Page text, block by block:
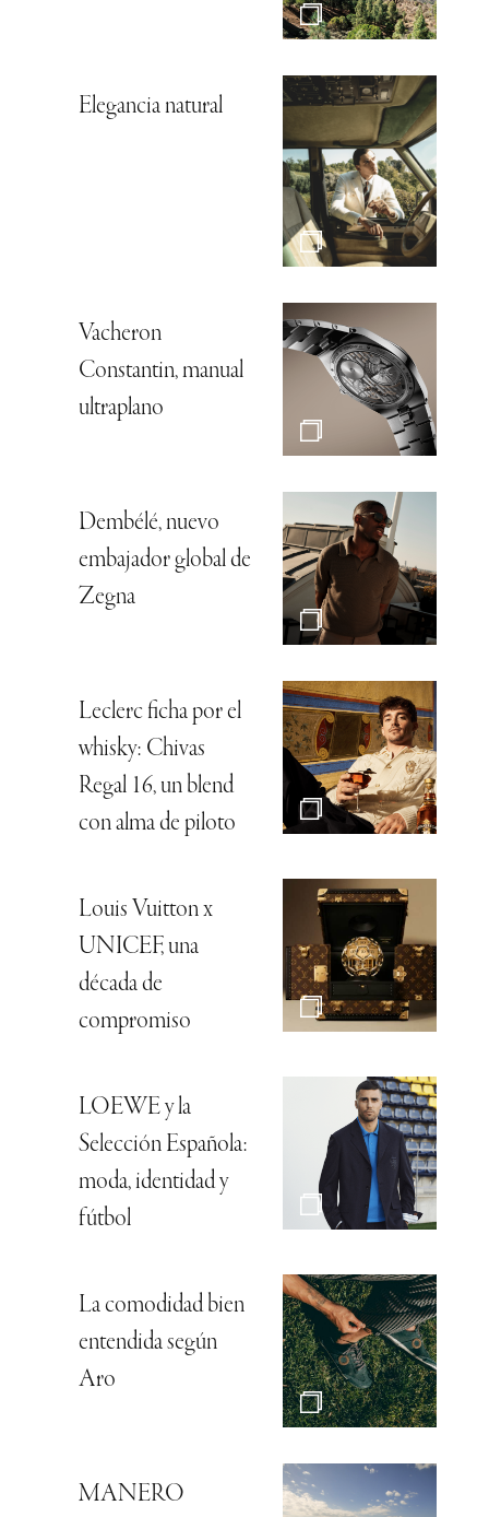
Elegancia natural
Vacheron
Constantin, manual
ultraplano
Dembélé, nuevo
embajador global de
Zegna
Leclerc ficha por el
whisky: Chivas
Regal 16, un blend
con alma de piloto
Louis Vuitton x
UNICEF, una
década de
compromiso
LOEWE y la
Selección Española:
moda, identidad y
fútbol
La comodidad bien
entendida según
Aro
MANERO